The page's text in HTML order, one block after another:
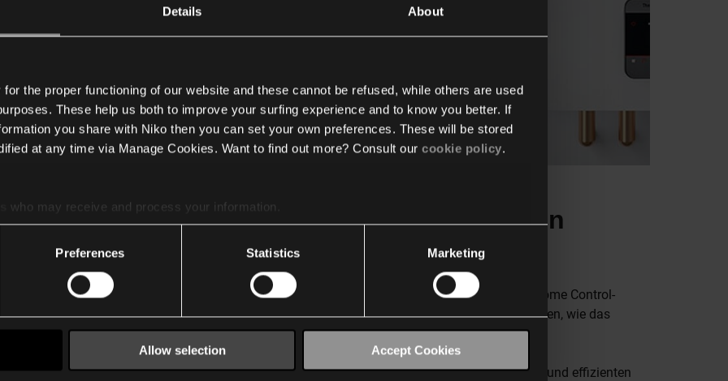
Details About
the proper functioning of our website and these cannot be refused, while others are used
These help us both to improve your surfing experience and to know you better. If
you share with Niko then you can set your own preferences. These will be stored
at any time via Manage Cookies. Want to find out more? Consult our cookie policy.
who may receive and process your information.
Preferences Statistics Marketing
Allow selection Accept Cookies
mit Niko Home Control verbinden? Dann
Quelle für die Einrichtung und Integration Ihres Saunier Duval-Systems in Ihr Niko Home Control-
kompatible Produkte, Installationsinformationen und Programmierbeispiele, die zeigen, wie das
kann.
wollen, dieser Leitfaden enthält alle Anweisungen, die Sie für einen reibungslosen und effizienten